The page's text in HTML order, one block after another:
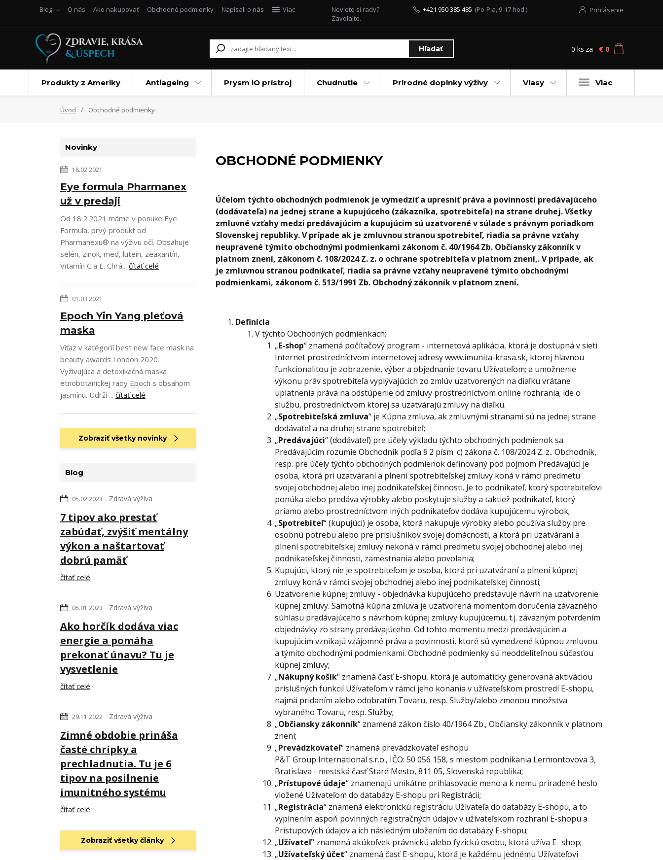
Blog O nás Ako nakupovať Obchodné podmienky Napísali o nás Viac Prihlásenie
Hľadať
Neviete si rady?
Zavolajte.
+421 950 385 485 (Po-Pia, 9-17 hod.)
0 ks za € 0
Produkty z Ameriky Antiageing Prysm iO prístroj Chudnutie Prírodné doplnky výživy Vlasy Viac
Úvod Obchodné podmienky
Novinky
18.02.2021
Eye formula Pharmanex
už v predaji
Od 18.2.2021 máme v ponuke Eye
Formula, prvý produkt od
Pharmanexu® na výživu očí. Obsahuje
selén, zinok, meď, luteín, zeaxantín,
Vitamín C a E. Chrá... čítať celé
01.03.2021
Epoch Yin Yang pleťová
maska
Víťaz v katégoríí best new face mask na
beauty awards London 2020.
Vyživujúca a detoxikačná maska
etnobotanickej rady Epoch s obsahom
jasmínu. Udrží ... čítať celé
Zobraziť všetky novinky
Blog
05.02.2023 Zdravá výživa
7 tipov ako prestať
zabúdať, zvýšiť mentálny
výkon a naštartovať
dobrú pamäť
čítať celé
05.01.2023 Zdravá výživa
Ako horčík dodáva viac
energie a pomáha
prekonať únavu? Tu je
vysvetlenie
čítať celé
29.11.2022 Zdravá výživa
Zimné obdobie prináša
časté chrípky a
prechladnutia. Tu je 6
tipov na posilnenie
imunitného systému
čítať celé
Zobraziť všetky články
OBCHODNÉ PODMIENKY
Účelom týchto obchodných podmienok je vymedziť a upresniť práva a povinnosti predávajúceho
(dodávateľa) na jednej strane a kupujúceho (zákazníka, spotrebiteľa) na strane druhej. Všetky
zmluvné vzťahy medzi predávajúcim a kupujúcim sú uzatvorené v súlade s právnym poriadkom
Slovenskej republiky. V prípade ak je zmluvnou stranou spotrebiteľ, riadia sa právne vzťahy
neupravené týmito obchodnými podmienkami zákonom č. 40/1964 Zb. Občiansky zákonník v
platnom znení, zákonom č. 108/2024 Z. z. o ochrane spotrebiteľa v platnom znení,. V prípade, ak
je zmluvnou stranou podnikateľ, riadia sa právne vzťahy neupravené týmito obchodnými
podmienkami, zákonom č. 513/1991 Zb. Obchodný zákonník v platnom znení.
Definícia
V týchto Obchodných podmienkach:
„E-shop“ znamená počítačový program - internetová aplikácia, ktorá je dostupná v sieti
Internet prostredníctvom internetovej adresywww.imunita-krasa.sk, ktorej hlavnou
funkcionalitou je zobrazenie, výber a objednanie tovaru Užívateľom; a umožnenie
výkonu práv spotrebiteľa vyplývajúcich zo zmlúv uzatvorených na diaľku vrátane
uplatnenia práva na odstúpenie od zmluvy prostredníctvom online rozhrania; ide o
službu, prostredníctvom ktorej sa uzatvárajú zmluvy na diaľku.
„Spotrebiteľská zmluva“ je Kúpna zmluva, ak zmluvnými stranami sú na jednej strane
dodávateľ a na druhej strane spotrebiteľ;
„Predávajúci“ (dodávateľ) pre účely výkladu týchto obchodných podmienok sa
Predávajúcim rozumie Obchodník podľa § 2 písm. c) zákona č. 108/2024 Z. z.. Obchodník,
resp. pre účely týchto obchodných podmienok definovaný pod pojmom Predávajúci je
osoba, ktorá pri uzatváraní a plnení spotrebiteľskej zmluvy koná v rámci predmetu
svojej obchodnej alebo inej podnikateľskej činnosti. Je to podnikateľ, ktorý spotrebiteľovi
ponúka alebo predáva výrobky alebo poskytuje služby a taktiež podnikateľ, ktorý
priamo alebo prostredníctvom iných podnikateľov dodáva kupujúcemu výrobok;
„Spotrebiteľ“ (kupujúci) je osoba, ktorá nakupuje výrobky alebo používa služby pre
osobnú potrebu alebo pre príslušníkov svojej domácnosti, a ktorá pri uzatváraní a
plnení spotrebiteľskej zmluvy nekoná v rámci predmetu svojej obchodnej alebo inej
podnikateľskej činnosti, zamestnania alebo povolania;
Kupujúci, ktorý nie je spotrebiteľom je osoba, ktorá pri uzatváraní a plnení kúpnej
zmluvy koná v rámci svojej obchodnej alebo inej podnikateľskej činnosti;
Uzatvorenie kúpnej zmluvy - objednávka kupujúceho predstavuje návrh na uzatvorenie
kúpnej zmluvy. Samotná kúpna zmluva je uzatvorená momentom doručenia záväzného
súhlasu predávajúceho s návrhom kúpnej zmluvy kupujúcemu, t.j. záväzným potvrdením
objednávky zo strany predávajúceho. Od tohto momentu medzi predávajúcim a
kupujúcim vznikajú vzájomné práva a povinnosti, ktoré sú vymedzené kúpnou zmluvou
a týmito obchodnými podmienkami. Obchodné podmienky sú neoddeliteľnou súčasťou
kúpnej zmluvy;
„Nákupný košík" znamená časť E-shopu, ktorá je automaticky generovaná aktiváciou
príslušných funkcií Užívateľom v rámci jeho konania v užívateľskom prostredí E-shopu,
najmä pridaním alebo odobratím Tovaru, resp. Služby/alebo zmenou množstva
vybraného Tovaru, resp. Služby;
„Občiansky zákonník“ znamená zákon číslo 40/1964 Zb., Občiansky zákonník v platnom
znení;
„Prevádzkovateľ“ znamená prevádzkovateľ eshopu
P&T Group International s.r.o., IČO: 50 056 158, s miestom podnikania Lermontovova 3,
Bratislava - mestská časť Staré Mesto, 811 05, Slovenská republika;
„Prístupové údaje“ znamenajú unikátne prihlasovacie meno a k nemu priradené heslo
vložené Užívateľom do databázy E-shopu pri Registrácii;
„Registrácia“znamená elektronickú registráciu Užívateľa do databázy E-shopu, a to
vyplnením aspoň povinných registračných údajov v užívateľskom rozhraní E-shopu a
Prístupových údajov a ich následným uložením do databázy E-shopu;
„Užívateľ“ znamená akúkoľvek právnickú alebo fyzickú osobu, ktorá užíva E- shop;
„Užívateľský účet“ znamená časť E-shopu, ktorá je každému jednému Užívateľovi